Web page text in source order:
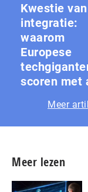
Kwestie van
integratie:
waarom
Europese
scoren met
Meer
Meer lezen